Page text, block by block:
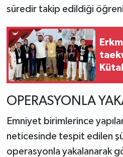
süredir takip edildiği
OPERASYONLA
Emniyet birimlerince
neticesinde tespit edilen
operasyonla yakalanarak